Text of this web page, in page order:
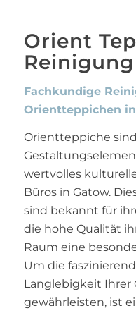
Orient
Fachkundige
Orientteppichen
Orientteppiche
wertvolles
Büros in Gatow.
sind bekannt für
die hohe Qualität
Raum eine
Um die
Langlebigkeit Ihrer
gewährleisten, ist